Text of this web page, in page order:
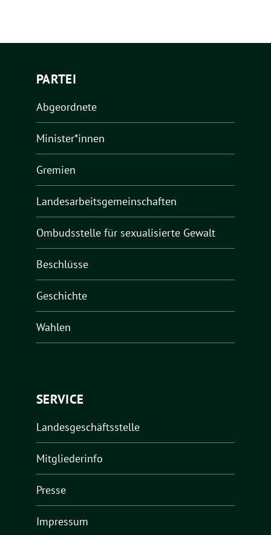
PARTEI
Abgeordnete
Minister*innen
Gremien
Landesarbeitsgemeinschaften
Ombudsstelle für sexualisierte Gewalt
Beschlüsse
Geschichte
Wahlen
SERVICE
Landesgeschäftsstelle
Mitgliederinfo
Presse
Impressum